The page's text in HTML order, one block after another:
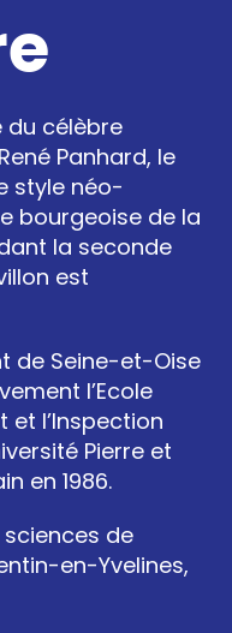
du célèbre
Panhard, le
style néo-
bourgeoise de la
la seconde
est
de Seine-et-Oise
l’Ecole
et l’Inspection
Pierre et
en 1986.
sciences de
en-Yvelines,